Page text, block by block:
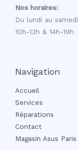
Nos horaires:
Du lundi au samedi
10h-13h & 14h-19h
Navigation
Accueil
Services
Réparations
Contact
Magasin Asus Paris